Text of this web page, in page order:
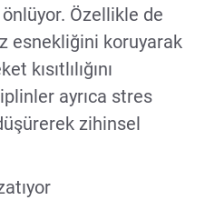
Özellikle de
esnekliğini koruyarak
kısıtlılığını
ayrıca stres
zihinsel